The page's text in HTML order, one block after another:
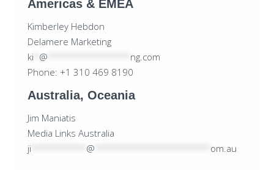
Americas & EMEA
Kimberley Hebdon
Delamere Marketing
ki @
ng.com
Phone: +1 310 469 8190
Australia, Oceania
Jim Maniatis
Media Links Australia
ji
@ om.au